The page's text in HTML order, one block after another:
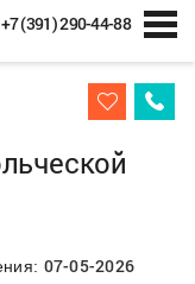
+7 (391) 290-44-88
07-05-2026